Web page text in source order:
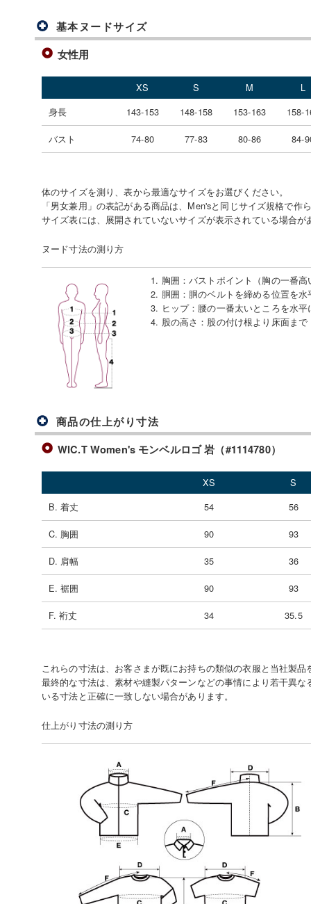
基本ヌードサイズ
女性用
XS S M
L
身長
143-153 148-158 153-163 158-
バスト 74-80 77-83 80-86 84-
体のサイズを測り、表から最適なサイズをお選びください。
「男女兼用」の表記がある商品は、Men'sと同じサイズ規格で作
サイズ表には、展開されていないサイズが表示されている場合が
ヌード寸法の測り方
1. 胸囲 ：バストポイント（胸の一番
2. 胴囲 ： 胴のベルトを締める位置を
3. ヒップ： 腰の一番太いところを水
4. 股の高さ ： 股の付け根より床面まで
商品の仕上がり寸法
WIC.T Women's モンベルロゴ 岩（#1114780）
XS
S
B. 着丈
54 56
C. 胸囲 90 93
D. 肩幅 35 36
E. 裾囲 90 93
F. 裄丈 34 35.5
これらの寸法は、お客さまが既にお持ちの類似の衣服と当社製
最終的な寸法は、素材や縫製パターンなどの事情により若干異
いる寸法と正確に一致しない場合があります。
仕上がり寸法の測り方